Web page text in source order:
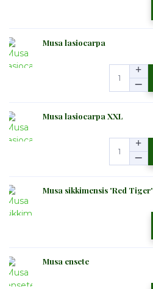
Musa lasiocarpa
Musa lasiocarpa XXL
Musa sikkimensis 'Red Tiger'
Musa ensete